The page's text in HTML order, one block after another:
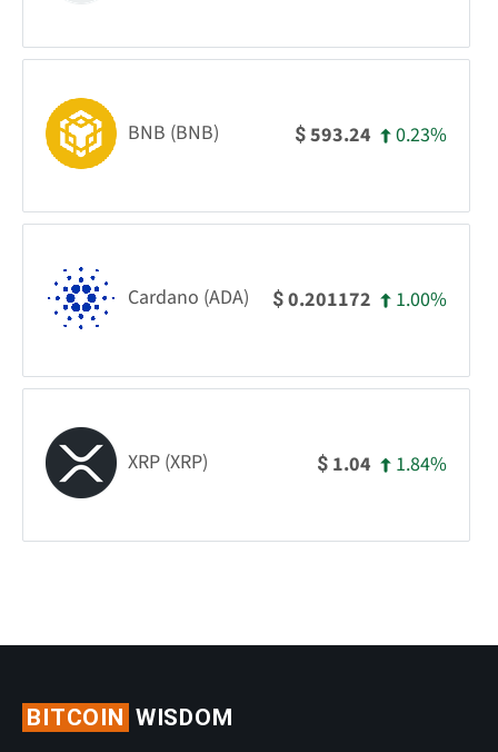
BNB (BNB) $593.24 0.23%
Cardano (ADA) $0.201172 1.00%
XRP (XRP) $ 1.04 1.84%
BITCOIN WISDOM